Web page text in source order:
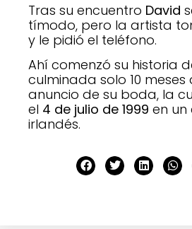
Tras su encuentro David
tímodo, pero la artista
y le pidió el teléfono.
Ahí comenzó su historia
culminada solo 10 meses
anuncio de su boda, la
el 4 de julio de 1999 en un
irlandés.